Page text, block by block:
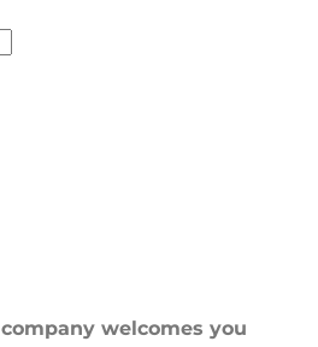
welcomes you